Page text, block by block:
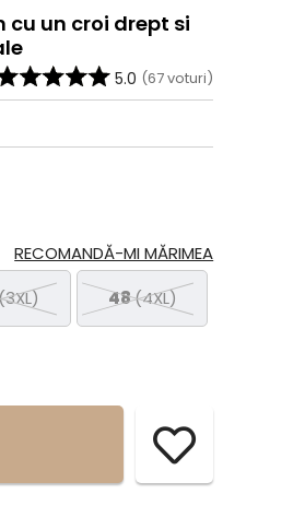
un croi drept si
5.0 (67voturi)
RECOMANDĂ-MI MĂRIMEA
48(4XL)